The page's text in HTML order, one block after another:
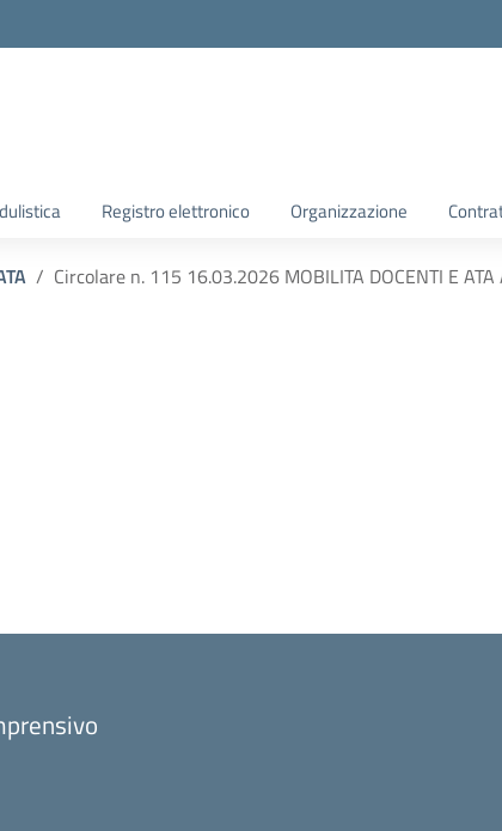
Registro elettronico Organizzazione
Circolare n. 115 16.03.2026 MOBILITA DOCENTI E